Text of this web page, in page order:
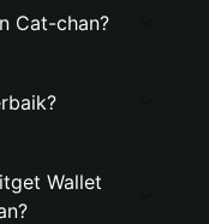
Cat-chan?
Wallet